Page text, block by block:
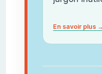
En savoir plus →